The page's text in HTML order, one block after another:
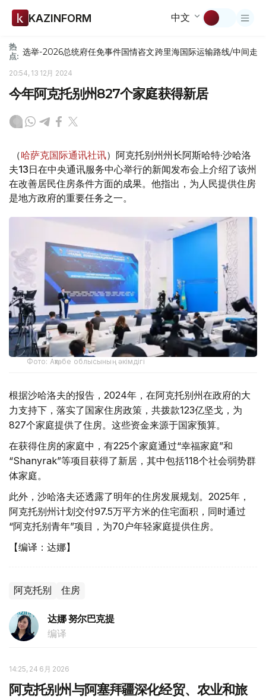
KAZINFORM 中文
热
点: 选举-2026总统府任免事件国情咨文跨里海国际运输路线/中间走廊
20:54, 13 12月 2024
今年阿克托别州827个家庭获得新居
（哈萨克国际通讯社讯）阿克托别州州长阿斯哈特·沙哈洛
夫13日在中央通讯服务中心举行的新闻发布会上介绍了该州
在改善居民住房条件方面的成果。他指出，为人民提供住房
是地方政府的重要任务之一。
Фото: Ақтөбе облысының әкімдігі
根据沙哈洛夫的报告，2024年，在阿克托别州在政府的大
力支持下，落实了国家住房政策，共拨款123亿坚戈，为
827个家庭提供了住房。这些资金来源于国家预算。
在获得住房的家庭中，有225个家庭通过“幸福家庭”和
“Shanyrak”等项目获得了新居，其中包括118个社会弱势群
体家庭。
此外，沙哈洛夫还透露了明年的住房发展规划。2025年，
阿克托别州计划交付97.5万平方米的住宅面积，同时通过
“阿克托别青年”项目，为70户年轻家庭提供住房。
【编译：达娜】
阿克托别 住房
达娜 努尔巴克提
编译
14:25, 24 6月 2026
阿克托别州与阿塞拜疆深化经贸、农业和旅